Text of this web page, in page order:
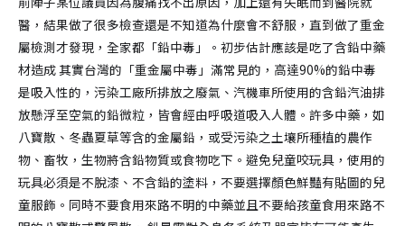
醫，結果做了很多檢查還是不知道為什麼會不舒服，直到做了重金
屬檢測才發現，全家都「鉛中毒」。初步估計應該是吃了含鉛中藥
材造成 其實台灣的「重金屬中毒」滿常見的，高達90%的鉛中毒
是吸入性的，污染工廠所排放之廢氣、汽機車所使用的含鉛汽油排
放懸浮至空氣的鉛微粒，皆會經由呼吸道吸入人體。許多中藥，如
八寶散、冬蟲夏草等含的金屬鉛，或受污染之土壤所種植的農作
物、畜牧，生物將含鉛物質或食物吃下。避免兒童咬玩具，使用的
玩具必須是不脫漆、不含鉛的塗料，不要選擇顏色鮮豔有貼圖的兒
童服飾。同時不要食用來路不明的中藥並且不要給孩童食用來路不